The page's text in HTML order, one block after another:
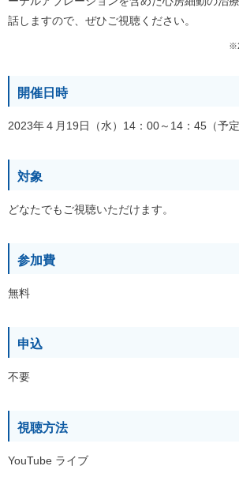
話しますので、ぜひご視聴ください。
開催日時
2023年４月19日（水）14：00～14：45（予定
対象
どなたでもご視聴いただけます。
参加費
無料
申込
不要
視聴方法
YouTube ライブ